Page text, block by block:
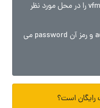
کافیست محتویات پوشه vfm را در محل مورد نظر
نام کاربری پیشفرض admin و رمز آن password می
رایگان است؟